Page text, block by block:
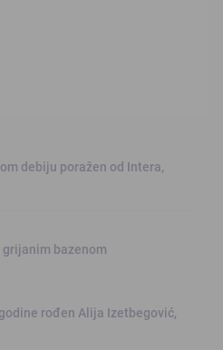
debiju poražen od Intera,
bazenom
rođen Alija Izetbegović,